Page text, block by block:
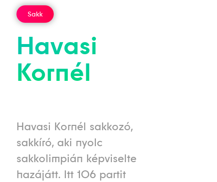
Sakk
Havasi
Kornél
Havasi Kornél sakkozó,
sakkíró, aki nyolc
sakkolimpián képviselte
hazájátt. Itt 106 partit